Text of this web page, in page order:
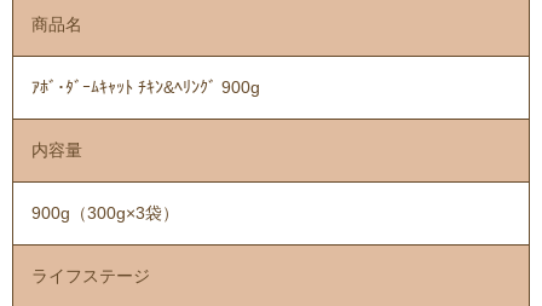
商品名
ｱﾎﾞ･ﾀﾞｰﾑｷｬｯﾄ ﾁｷﾝ&ﾍﾘﾝｸﾞ 900g
内容量
900g（300g×3袋）
ライフステージ